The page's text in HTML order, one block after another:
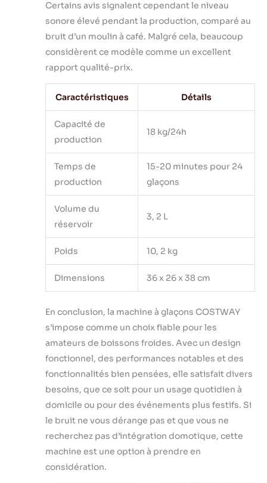
d'une fonction d'auto-
nettoyage, l'appareil
vous évite un
nettoyage fastidieux.
de 5 secondes puis
lancez les 20 minutes
d'auto-nettoyage. Par
doté d'un orifice de
de vider rapidement
l'eau de fonte. Il
dispose d'une
minuterie de 24
heures pour une
utilisation pratique.
【Fonctionnement
fiable grâce au
commande LCD :】Le
facile à utiliser, avec
des icônes claires sur
indiquent le niveau de
glace et le manque
d'eau. Lorsque le
réservoir à glace est
plein, l'appareil
s'arrête pour éviter
une production
excessive. Une pelle à
glace est incluse.
Certains avis signalent cependant le niveau
sonore élevé pendant la production, comparé au
bruit d’un moulin à café. Malgré cela, beaucoup
considèrent ce modèle comme un excellent
rapport qualité-prix.
Caractéristiques Détails
Capacité de
production
18 kg/24h
Temps de
production
15-20 minutes pour 24
glaçons
Volume du
réservoir
3, 2 L
Poids 10, 2 kg
Dimensions 36 x 26 x 38 cm
En conclusion, la machine à glaçons COSTWAY
s’impose comme un choix fiable pour les
amateurs de boissons froides. Avec un design
fonctionnel, des performances notables et des
fonctionnalités bien pensées, elle satisfait divers
besoins, que ce soit pour un usage quotidien à
domicile ou pour des événements plus festifs. Si
le bruit ne vous dérange pas et que vous ne
recherchez pas d’intégration domotique, cette
machine est une option à prendre en
considération.